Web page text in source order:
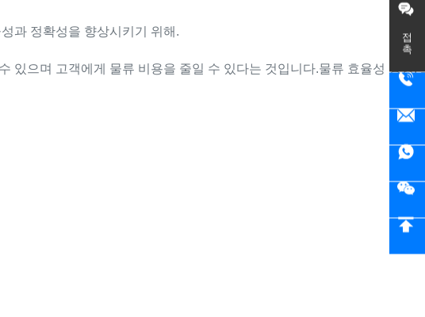
접촉
과 정확성을 향상시키기 위해.
있으며 고객에게 물류 비용을 줄일 수 있다는 것입니다.물류 효율성 향상,